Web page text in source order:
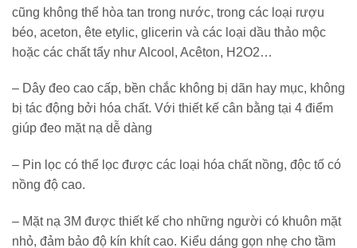
cũng không thể hòa tan trong nước, trong các loại rượu
béo, aceton, ête etylic, glicerin và các loại dầu thảo mộc
hoặc các chất tẩy như Alcool, Acêton, H2O2…
– Dây đeo cao cấp, bền chắc không bị dãn hay mục, không
bị tác động bởi hóa chất. Với thiết kế cân bằng tại 4 điểm
giúp đeo mặt nạ dễ dàng
– Pin lọc có thể lọc được các loại hóa chất nồng, độc tố có
nồng độ cao.
– Mặt nạ 3M được thiết kế cho những người có khuôn mặt
nhỏ, đảm bảo độ kín khít cao. Kiểu dáng gọn nhẹ cho tầm